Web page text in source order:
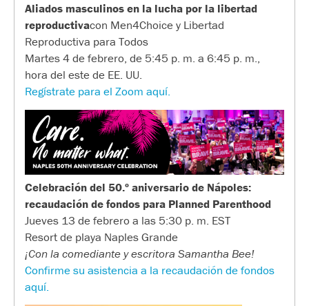
Aliados masculinos en la lucha por la libertad
reproductivacon Men4Choice y Libertad
Reproductiva para Todos
Martes 4 de febrero, de 5:45 p. m. a 6:45 p. m.,
hora del este de EE. UU.
Regístrate para el Zoom aquí.
Celebración del 50.º aniversario de Nápoles:
recaudación de fondos para Planned Parenthood
Jueves 13 de febrero a las 5:30 p. m. EST
Resort de playa Naples Grande
¡Con la comediante y escritora Samantha Bee!
Confirme su asistencia a la recaudación de fondos
aquí.